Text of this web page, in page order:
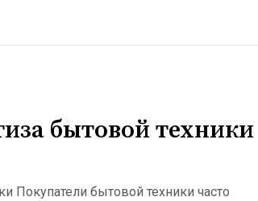
бытовой техники
Покупатели бытовой техники часто